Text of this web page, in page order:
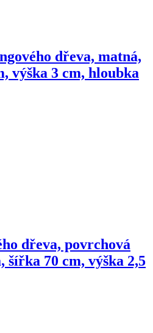
dřeva, matná,
výška 3 cm, hloubka
dřeva, povrchová
šířka 70 cm, výška 2,5